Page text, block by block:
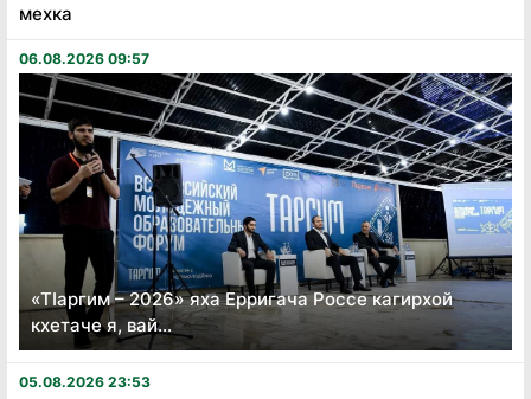
мехка
06.08.2026 09:57
«Тӏаргим – 2026» яха Ерригача Россе кагирхой
кхетаче я, вай...
05.08.2026 23:53